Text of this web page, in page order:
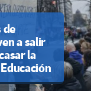
de
a salir
la